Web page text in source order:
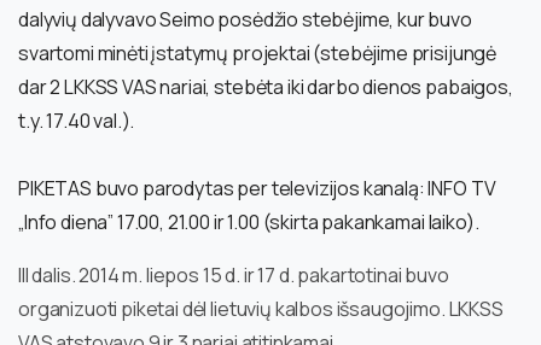
dalyvių dalyvavo Seimo posėdžio stebėjime, kur buvo
svartomi minėti įstatymų projektai (stebėjime prisijungė
dar 2 LKKSS VAS nariai, stebėta iki darbo dienos pabaigos,
t.y. 17.40 val.).
PIKETAS buvo parodytas per televizijos kanalą: INFO TV
„Info diena” 17.00, 21.00 ir 1.00 (skirta pakankamai laiko).
III dalis. 2014 m. liepos 15 d. ir 17 d. pakartotinai buvo
organizuoti piketai dėl lietuvių kalbos išsaugojimo. LKKSS